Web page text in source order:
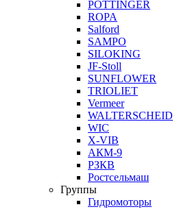
POTTINGER
ROPA
Salford
SAMPO
SILOKING
JF-Stoll
SUNFLOWER
TRIOLIET
Vermeer
WALTERSCHEID
WIC
X-VIB
АКМ-9
РЗКВ
Ростсельмаш
Группы
Гидромоторы